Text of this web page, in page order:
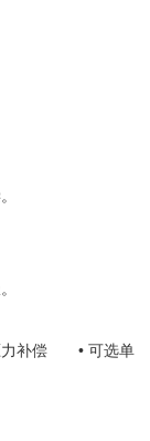
补偿 • 可选单